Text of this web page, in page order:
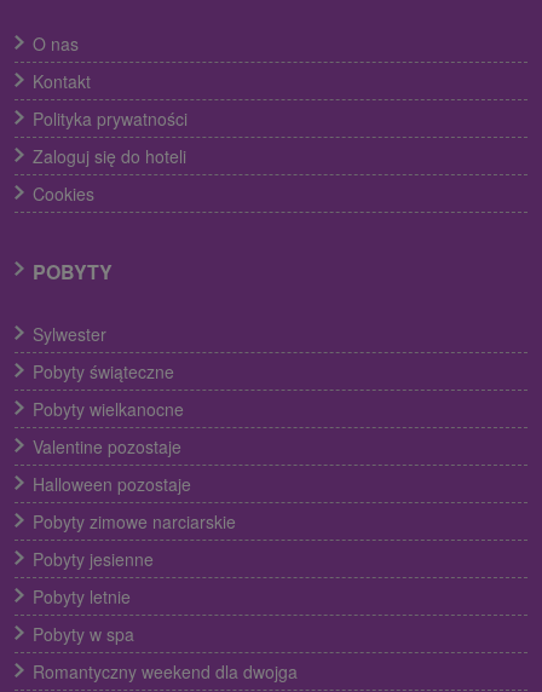
O nas
Kontakt
Polityka prywatności
Zaloguj się do hoteli
Cookies
POBYTY
Sylwester
Pobyty świąteczne
Pobyty wielkanocne
Valentine pozostaje
Halloween pozostaje
Pobyty zimowe narciarskie
Pobyty jesienne
Pobyty letnie
Pobyty w spa
Romantyczny weekend dla dwojga